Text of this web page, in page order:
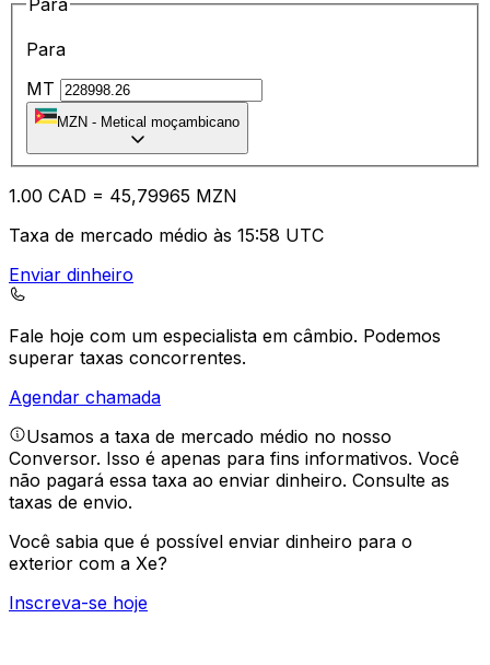
Para
MT
MZN - Metical moçambicano
1.00 CAD = 45,79965 MZN
Taxa de mercado médio às 15:58 UTC
Enviar dinheiro
Fale hoje com um especialista em câmbio. Podemos
superar taxas concorrentes.
Agendar chamada
Usamos a taxa de mercado médio no nosso
Conversor. Isso é apenas para fins informativos. Você
não pagará essa taxa ao enviar dinheiro. Consulte as
taxas de envio.
Você sabia que é possível enviar dinheiro para o
exterior com a Xe?
Inscreva-se hoje